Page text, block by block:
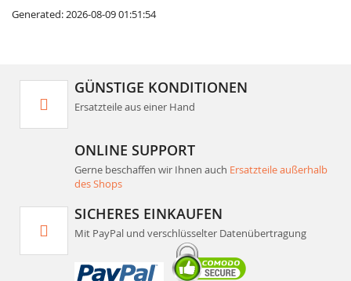
Generated: 2026-08-09 01:51:54
GÜNSTIGE KONDITIONEN
Ersatzteile aus einer Hand
ONLINE SUPPORT
Gerne beschaffen wir Ihnen auch Ersatzteile außerhalb
des Shops
SICHERES EINKAUFEN
Mit PayPal und verschlüsselter Datenübertragung